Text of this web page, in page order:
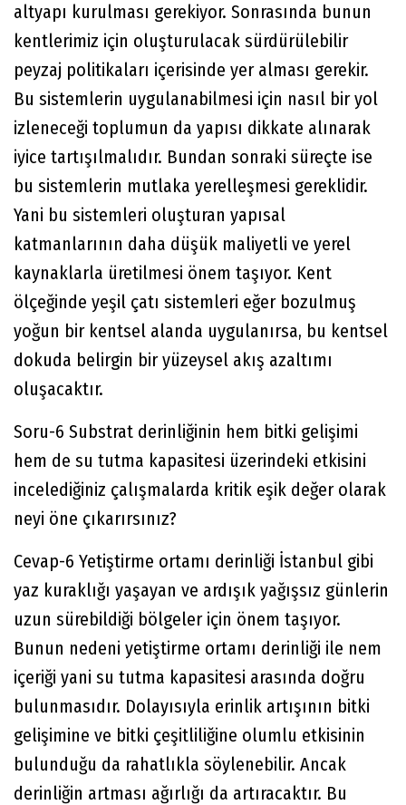
altyapı kurulması gerekiyor. Sonrasında bunun
kentlerimiz için oluşturulacak sürdürülebilir
peyzaj politikaları içerisinde yer alması gerekir.
Bu sistemlerin uygulanabilmesi için nasıl bir yol
izleneceği toplumun da yapısı dikkate alınarak
iyice tartışılmalıdır. Bundan sonraki süreçte ise
bu sistemlerin mutlaka yerelleşmesi gereklidir.
Yani bu sistemleri oluşturan yapısal
katmanlarının daha düşük maliyetli ve yerel
kaynaklarla üretilmesi önem taşıyor. Kent
ölçeğinde yeşil çatı sistemleri eğer bozulmuş
yoğun bir kentsel alanda uygulanırsa, bu kentsel
dokuda belirgin bir yüzeysel akış azaltımı
oluşacaktır.
Soru-6 Substrat derinliğinin hem bitki gelişimi
hem de su tutma kapasitesi üzerindeki etkisini
incelediğiniz çalışmalarda kritik eşik değer olarak
neyi öne çıkarırsınız?
Cevap-6 Yetiştirme ortamı derinliği İstanbul gibi
yaz kuraklığı yaşayan ve ardışık yağışsız günlerin
uzun sürebildiği bölgeler için önem taşıyor.
Bunun nedeni yetiştirme ortamı derinliği ile nem
içeriği yani su tutma kapasitesi arasında doğru
bulunmasıdır. Dolayısıyla erinlik artışının bitki
gelişimine ve bitki çeşitliliğine olumlu etkisinin
bulunduğu da rahatlıkla söylenebilir. Ancak
derinliğin artması ağırlığı da artıracaktır. Bu